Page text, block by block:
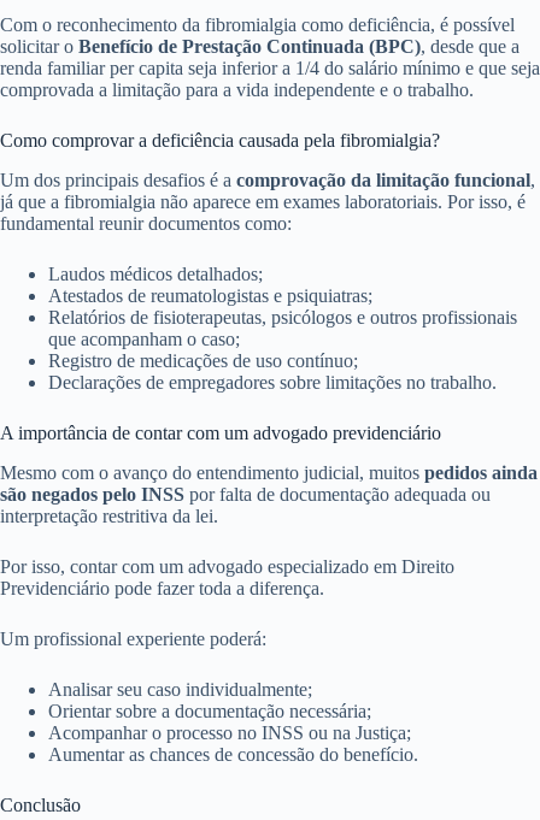
Com o reconhecimento da fibromialgia como deficiência, é possível
solicitar o Benefício de Prestação Continuada (BPC), desde que a
renda familiar per capita seja inferior a 1/4 do salário mínimo e que seja
comprovada a limitação para a vida independente e o trabalho.
Como comprovar a deficiência causada pela fibromialgia?
Um dos principais desafios é a comprovação da limitação funcional,
já que a fibromialgia não aparece em exames laboratoriais. Por isso, é
fundamental reunir documentos como:
Laudos médicos detalhados;
Atestados de reumatologistas e psiquiatras;
Relatórios de fisioterapeutas, psicólogos e outros profissionais
que acompanham o caso;
Registro de medicações de uso contínuo;
Declarações de empregadores sobre limitações no trabalho.
A importância de contar com um advogado previdenciário
Mesmo com o avanço do entendimento judicial, muitos pedidos ainda
são negados pelo INSS por falta de documentação adequada ou
interpretação restritiva da lei.
Por isso, contar com um advogado especializado em Direito
Previdenciário pode fazer toda a diferença.
Um profissional experiente poderá:
Analisar seu caso individualmente;
Orientar sobre a documentação necessária;
Acompanhar o processo no INSS ou na Justiça;
Aumentar as chances de concessão do benefício.
Conclusão